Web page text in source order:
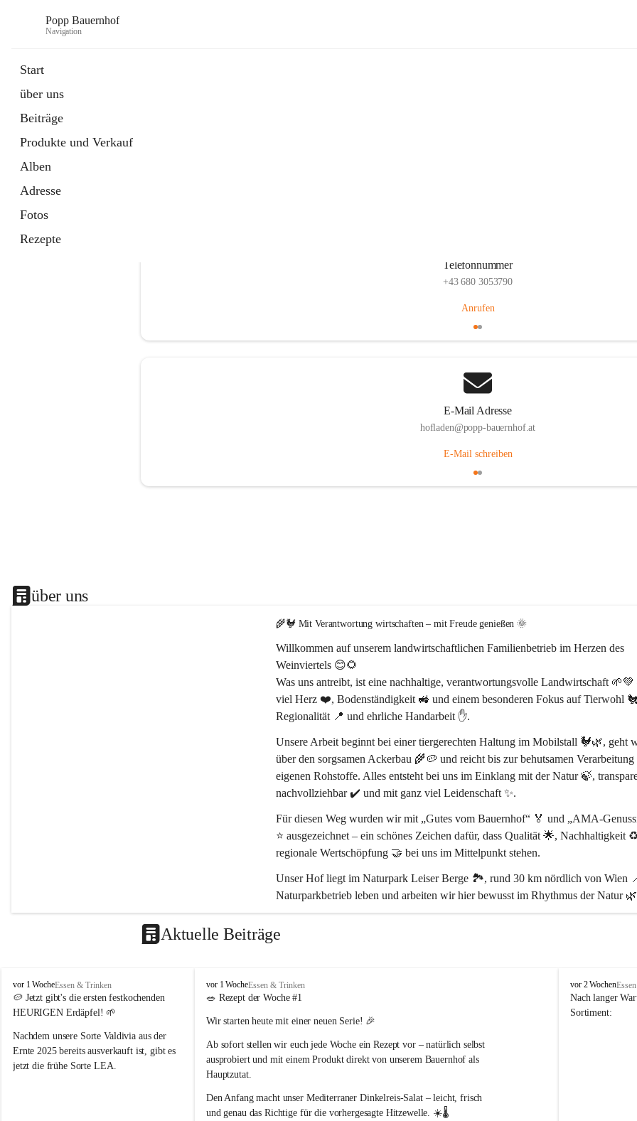
Popp Bauernhof
Navigation
Start
über uns
Beiträge
Produkte und Verkauf
Alben
Adresse
Fotos
Rezepte
Telefonnummer
+43 680 3053790
Anrufen
E-Mail Adresse
hofladen@popp-bauernhof.at
E-Mail schreiben
über uns
🌾🐓 Mit Verantwortung wirtschaften – mit Freude genießen 🌞
Willkommen auf unserem landwirtschaftlichen Familienbetrieb im Herzen des
Weinviertels 😊🌻
Was uns antreibt, ist eine nachhaltige, verantwortungsvolle Landwirtschaft 🌱💚
viel Herz ❤️, Bodenständigkeit 🚜 und einem besonderen Fokus auf Tierwohl 🐔
Regionalität 📍 und ehrliche Handarbeit ✋.
Unsere Arbeit beginnt bei einer tiergerechten Haltung im Mobilstall 🐓🌿, geht
über den sorgsamen Ackerbau 🌾🥔 und reicht bis zur behutsamen Verarbeitung
eigenen Rohstoffe. Alles entsteht bei uns im Einklang mit der Natur 🍃,
nachvollziehbar ✔️ und mit ganz viel Leidenschaft ✨.
Für diesen Weg wurden wir mit „Gutes vom Bauernhof“ 🏅 und „AMA-
⭐ ausgezeichnet – ein schönes Zeichen dafür, dass Qualität 🌟, Nachhaltigkeit
regionale Wertschöpfung 🤝 bei uns im Mittelpunkt stehen.
Unser Hof liegt im Naturpark Leiser Berge 🏞️, rund 30 km nördlich von Wien
Naturparkbetrieb leben und arbeiten wir hier bewusst im Rhythmus der Natur
Aktuelle Beiträge
P
o
p
B
a
u
e
vor 1 WocheEssen & Trinken
🥔 Jetzt gibt's die ersten festkochenden
HEURIGEN Erdäpfel! 🌱
Nachdem unsere Sorte Valdivia aus der
Ernte 2025 bereits ausverkauft ist, gibt es
jetzt die frühe Sorte LEA.
P
o
p
a
u
e
n
h
vor 1 WocheEssen & Trinken
🥗 Rezept der Woche #1
Wir starten heute mit einer neuen Serie! 🎉
Ab sofort stellen wir euch jede Woche ein Rezept vor – natürlich selbst
ausprobiert und mit einem Produkt direkt von unserem Bauernhof als
Hauptzutat.
Den Anfang macht unser Mediterraner Dinkelreis-Salat – leicht, frisch
und genau das Richtige für die vorhergesagte Hitzewelle. ☀️🌡️
P
o
p
vor 2 Wochen
Nach langer
Sortiment: